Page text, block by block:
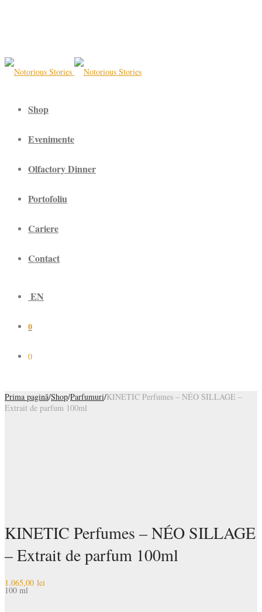
Shop
Evenimente
Olfactory Dinner
Portofoliu
Cariere
Contact
EN
0
0
Prima pagină/Shop/Parfumuri/KINETIC Perfumes – NÉO SILLAGE –
Extrait de parfum 100ml
KINETIC Perfumes – NÉO SILLAGE
– Extrait de parfum 100ml
1.065,00 lei
100 ml